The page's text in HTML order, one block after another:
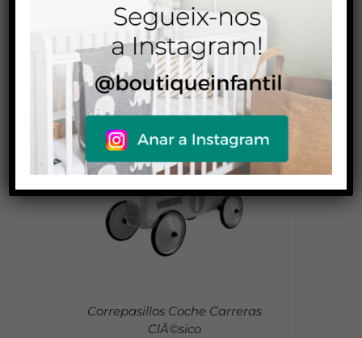
Casco Munich
39,90€
Correpasillos Coche Carreras
ClÃ©sico